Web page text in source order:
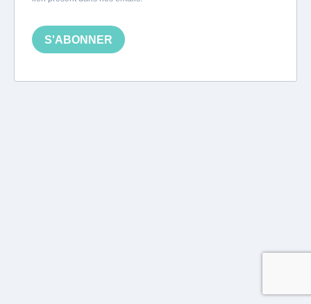
S'ABONNER